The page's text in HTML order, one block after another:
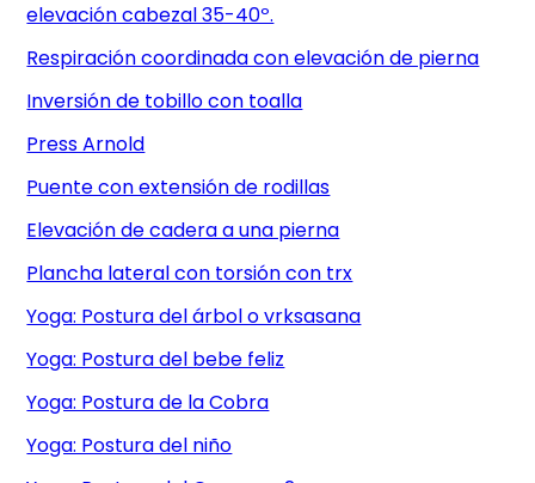
elevación cabezal 35-40º.
Respiración coordinada con elevación de pierna
Inversión de tobillo con toalla
Press Arnold
Puente con extensión de rodillas
Elevación de cadera a una pierna
Plancha lateral con torsión con trx
Yoga: Postura del árbol o vrksasana
Yoga: Postura del bebe feliz
Yoga: Postura de la Cobra
Yoga: Postura del niño